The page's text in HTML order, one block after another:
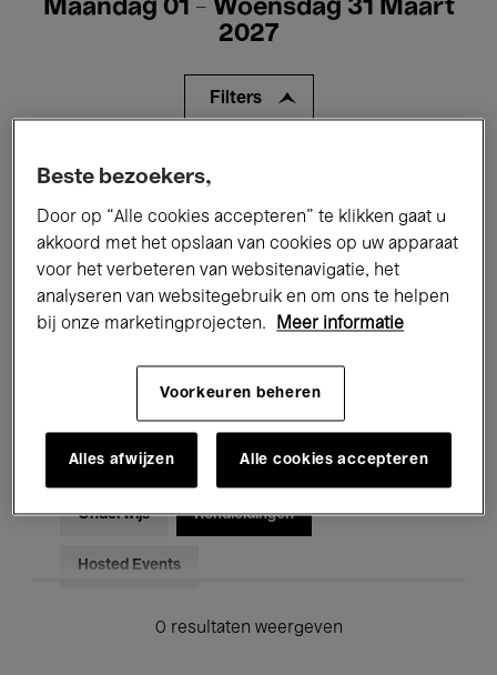
Maandag 01 - Woensdag 31 Maart
2027
Filters
Alle evenementen
Tentoonstellingen Films
Performances Lezingen & Debatten
Jazz Klassieke Muziek Global Music
Voor iedereen Kids’ Palace
Onderwijs Rondleidingen
Hosted Events
0 resultaten weergeven
Beste bezoekers,
Door op “Alle cookies accepteren” te klikken gaat u
akkoord met het opslaan van cookies op uw apparaat
voor het verbeteren van websitenavigatie, het
analyseren van websitegebruik en om ons te helpen
bij onze marketingprojecten.
Meer informatie
Voorkeuren beheren
Alles afwijzen Alle cookies accepteren